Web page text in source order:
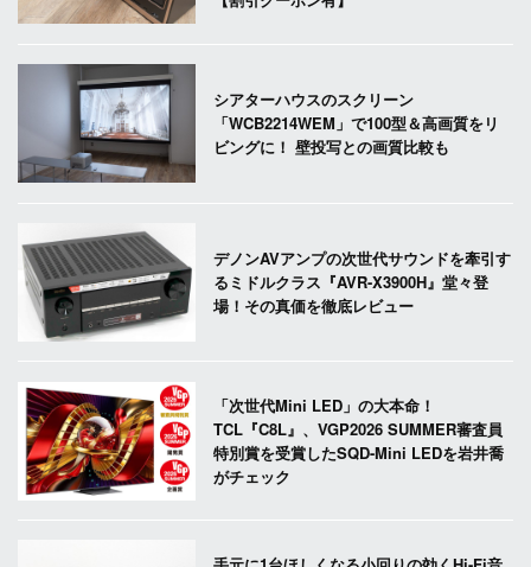
シアターハウスのスクリーン
「WCB2214WEM」で100型＆高画質をリ
ビングに！ 壁投写との画質比較も
デノンAVアンプの次世代サウンドを牽引す
るミドルクラス『AVR-X3900H』堂々登
場！その真価を徹底レビュー
「次世代Mini LED」の大本命！
TCL『C8L』、VGP2026 SUMMER審査員
特別賞を受賞したSQD-Mini LEDを岩井喬
がチェック